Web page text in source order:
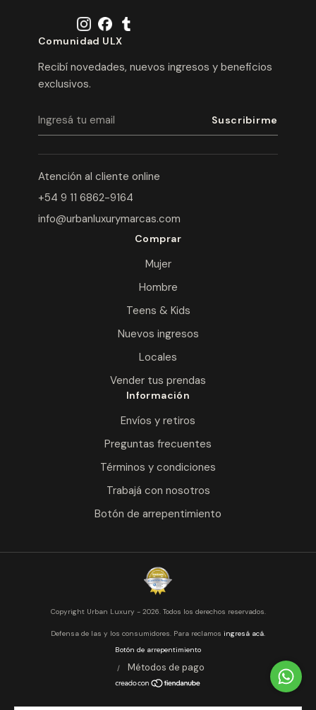
Comprar
Mujer
Hombre
Teens & Kids
Nuevos ingresos
Locales
Vender tus prendas
Información
Envíos y retiros
Preguntas frecuentes
Términos y condiciones
Trabajá con nosotros
Botón de arrepentimiento
Comunidad ULX
Recibí novedades, nuevos ingresos y beneficios
exclusivos.
Atención al cliente online
+54 9 11 6862-9164
info@urbanluxurymarcas.com
Copyright Urban Luxury - 2026. Todos los derechos reservados.
Defensa de las y los consumidores. Para reclamos ingresá acá.
Botón de arrepentimiento
/
Métodos de pago